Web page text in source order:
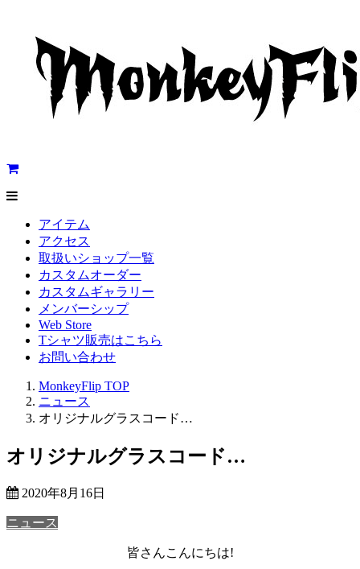
アイテム
アクセス
取扱いショップ一覧
カスタムオーダー
カスタムギャラリー
メンバーシップ
Web Store
Tシャツ販売はこちら
お問い合わせ
MonkeyFlip TOP
ニュース
オリジナルグラスコード…
オリジナルグラスコード…
2020年8月16日
ニュース
皆さんこんにちは!